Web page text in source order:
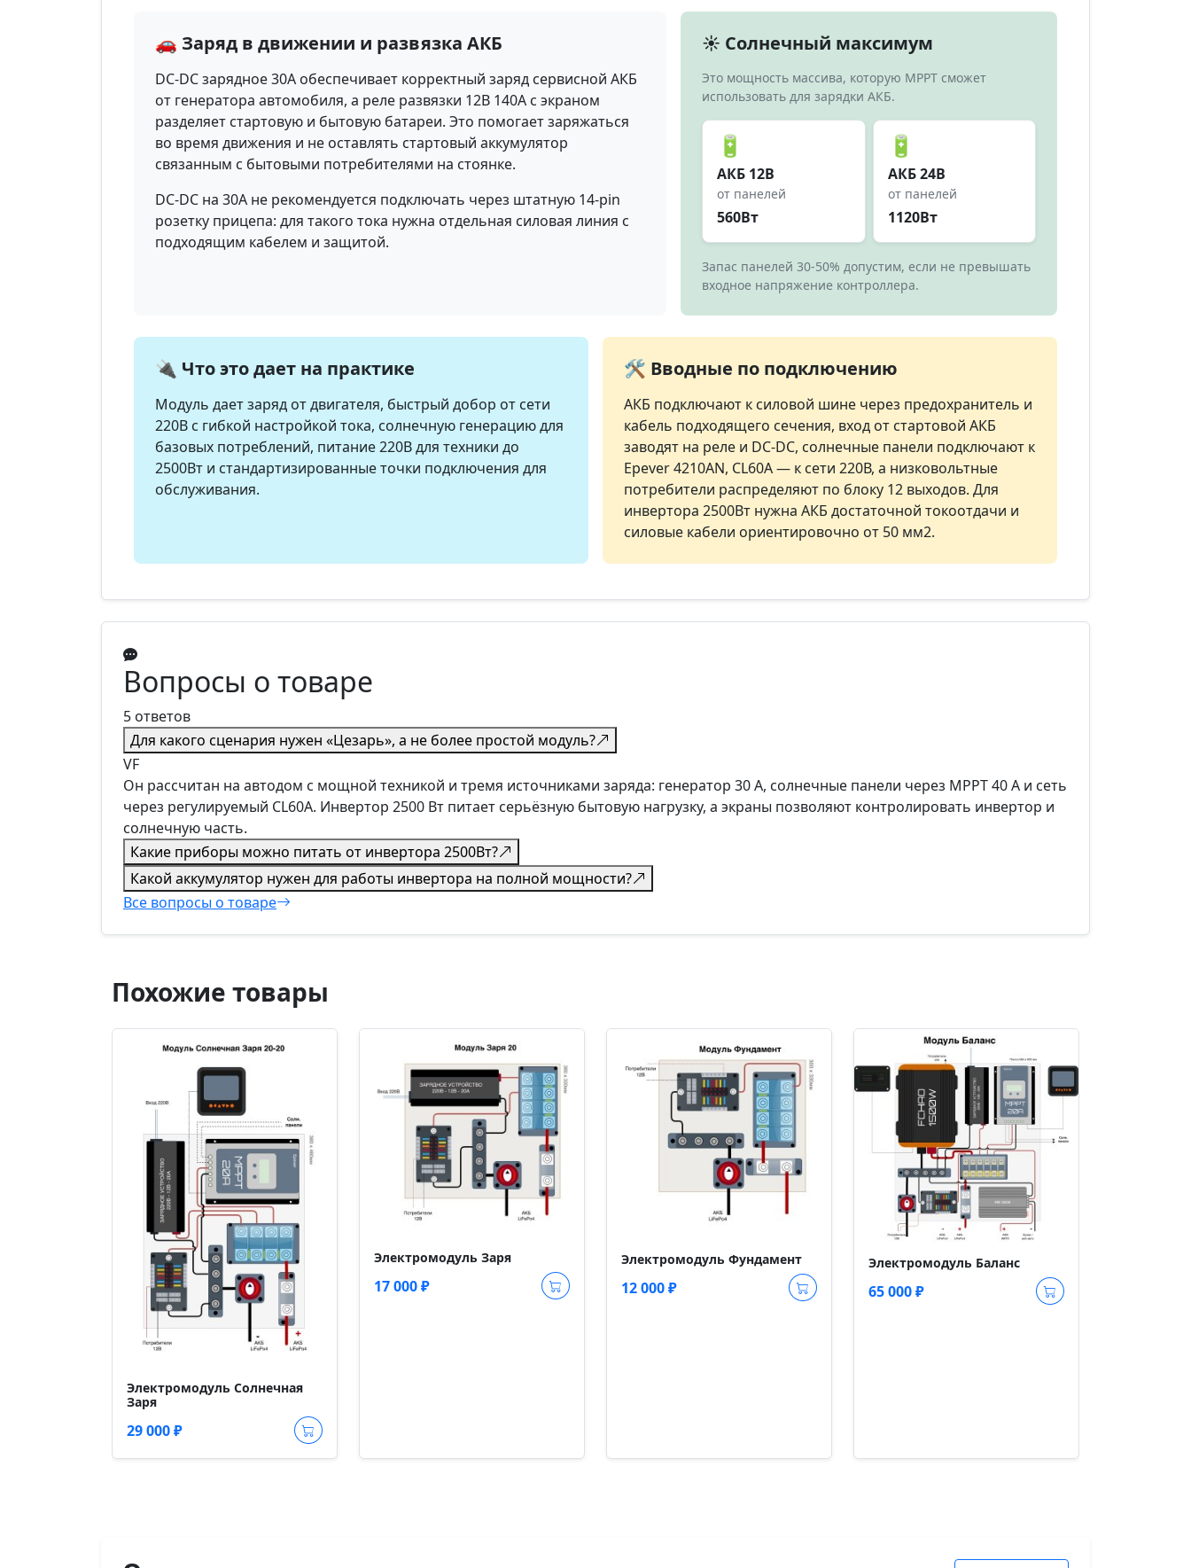
🚗 Заряд в движении и развязка АКБ
DC-DC зарядное 30А обеспечивает корректный заряд сервисной АКБ
от генератора автомобиля, а реле развязки 12В 140А с экраном
разделяет стартовую и бытовую батареи. Это помогает заряжаться
во время движения и не оставлять стартовый аккумулятор
связанным с бытовыми потребителями на стоянке.
DC-DC на 30А не рекомендуется подключать через штатную 14-pin
розетку прицепа: для такого тока нужна отдельная силовая линия с
подходящим кабелем и защитой.
☀️ Солнечный максимум
Это мощность массива, которую MPPT сможет
использовать для зарядки АКБ.
🔋
АКБ 12В
от панелей
560Вт
🔋
АКБ 24В
от панелей
1120Вт
Запас панелей 30-50% допустим, если не превышать
входное напряжение контроллера.
🔌 Что это дает на практике
Модуль дает заряд от двигателя, быстрый добор от сети
220В с гибкой настройкой тока, солнечную генерацию для
базовых потреблений, питание 220В для техники до
2500Вт и стандартизированные точки подключения для
обслуживания.
🛠️ Вводные по подключению
АКБ подключают к силовой шине через предохранитель и
кабель подходящего сечения, вход от стартовой АКБ
заводят на реле и DC-DC, солнечные панели подключают к
Epever 4210AN, CL60A — к сети 220В, а низковольтные
потребители распределяют по блоку 12 выходов. Для
инвертора 2500Вт нужна АКБ достаточной токоотдачи и
силовые кабели ориентировочно от 50 мм2.
Вопросы о товаре
5 ответов
Для какого сценария нужен «Цезарь», а не более простой модуль?
VF
Он рассчитан на автодом с мощной техникой и тремя источниками заряда: генератор 30 А, солнечные панели через MPPT 40 А и сеть
через регулируемый CL60A. Инвертор 2500 Вт питает серьёзную бытовую нагрузку, а экраны позволяют контролировать инвертор и
солнечную часть.
Какие приборы можно питать от инвертора 2500Вт?
Какой аккумулятор нужен для работы инвертора на полной мощности?
Все вопросы о товаре
Похожие товары
Электромодуль Солнечная
Заря
29 000 ₽
Электромодуль Заря
17 000 ₽
Электромодуль Фундамент
12 000 ₽
Электромодуль Баланс
65 000 ₽